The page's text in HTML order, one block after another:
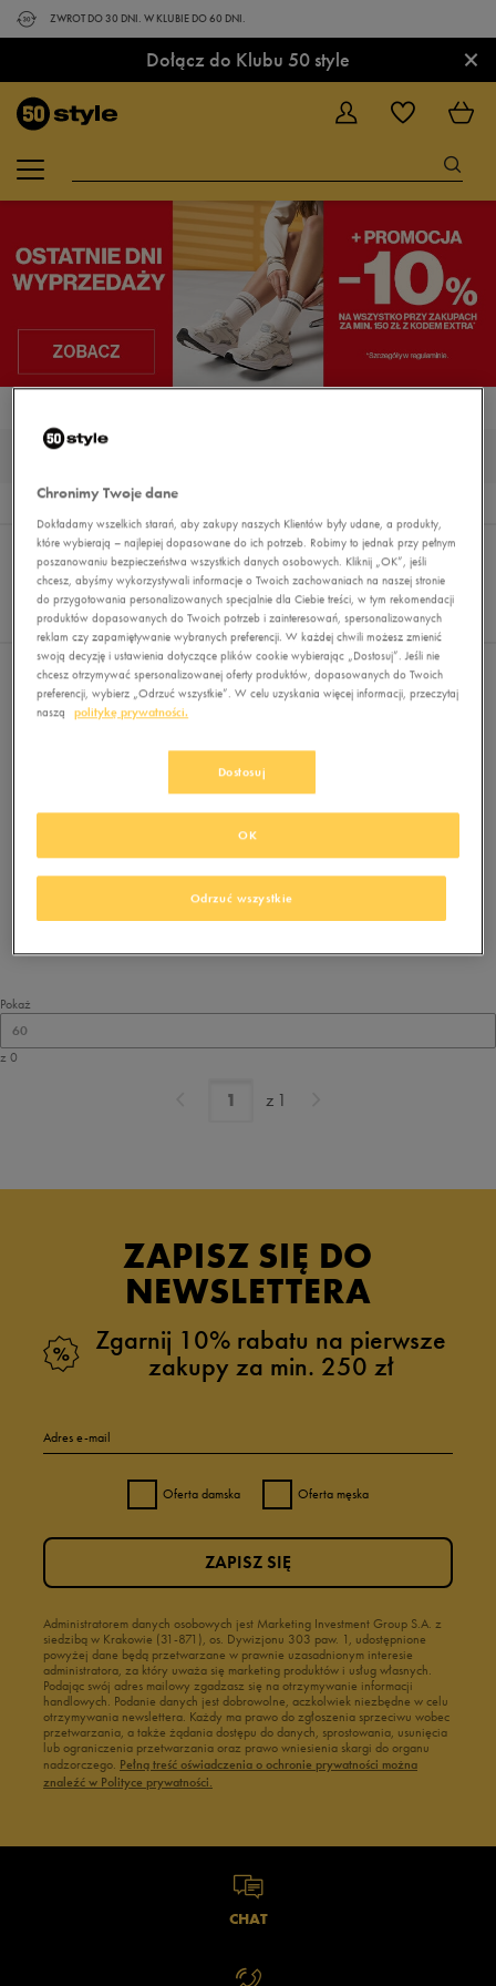
ZWROT DO 30 DNI. W KLUBIE DO 60 DNI.
Dołącz do Klubu 50 style ×
0
Wyników
Sortuj:
REKOMENDOWANE
FILTRUJ
Pokaż
60
z 0
Nie wybrano filtrów
Zmień kryteria wyszukiwania lub
usuń wybrane filtry
Pokaż
60
z 0
z 1
ZAPISZ SIĘ DO
NEWSLETTERA
Zgarnij 10% rabatu na pierwsze
zakupy za min. 250 zł
Adres e-mail
Oferta damska Oferta męska
Administratorem danych osobowych jest Marketing Investment Group S.A. z
siedzibą w Krakowie (31-871), os. Dywizjonu 303 paw. 1, udostępnione
powyżej dane będą przetwarzane w prawnie uzasadnionym interesie
administratora, za który uważa się marketing produktów i usług własnych.
Podając swój adres mailowy zgadzasz się na otrzymywanie informacji
handlowych. Podanie danych jest dobrowolne, aczkolwiek niezbędne w celu
otrzymywania newslettera. Każdy ma prawo do zgłoszenia sprzeciwu wobec
przetwarzania, a także żądania dostępu do danych, sprostowania, usunięcia
lub ograniczenia przetwarzania oraz prawo wniesienia skargi do organu
nadzorczego. Pełną treść oświadczenia o ochronie prywatności można
znaleźć w Polityce prywatności.
ZAPISZ SIĘ
CHAT
Chronimy Twoje dane
Dokładamy wszelkich starań, aby zakupy naszych Klientów były udane, a produkty,
które wybierają – najlepiej dopasowane do ich potrzeb. Robimy to jednak przy pełnym
poszanowaniu bezpieczeństwa wszystkich danych osobowych. Kliknij „OK”, jeśli
chcesz, abyśmy wykorzystywali informacje o Twoich zachowaniach na naszej stronie
do przygotowania personalizowanych specjalnie dla Ciebie treści, w tym rekomendacji
produktów dopasowanych do Twoich potrzeb i zainteresowań, spersonalizowanych
reklam czy zapamiętywanie wybranych preferencji. W każdej chwili możesz zmienić
swoją decyzję i ustawienia dotyczące plików cookie wybierając „Dostosuj”. Jeśli nie
chcesz otrzymywać spersonalizowanej oferty produktów, dopasowanych do Twoich
preferencji, wybierz „Odrzuć wszystkie”. W celu uzyskania więcej informacji, przeczytaj
naszą
politykę prywatności.
Dostosuj
Odrzuć wszystkie
OK